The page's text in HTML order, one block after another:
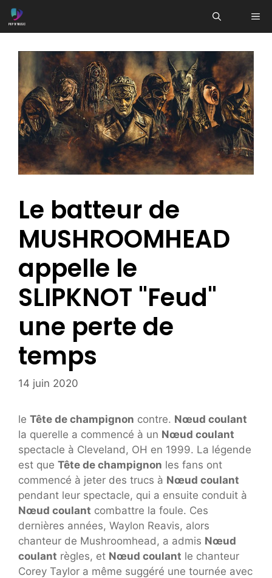
Aller
au
Le batteur de
MUSHROOMHEAD
appelle le
SLIPKNOT "Feud"
une perte de
temps
14 juin 2020
le Tête de champignon contre. Nœud coulant
la querelle a commencé à un Nœud coulant
spectacle à Cleveland, OH en 1999. La légende
est que Tête de champignon les fans ont
commencé à jeter des trucs à Nœud coulant
pendant leur spectacle, qui a ensuite conduit à
Nœud coulant combattre la foule. Ces
dernières années, Waylon Reavis, alors
chanteur de Mushroomhead, a admis Nœud
coulant règles, et Nœud coulant le chanteur
Corey Taylor a même suggéré une tournée avec